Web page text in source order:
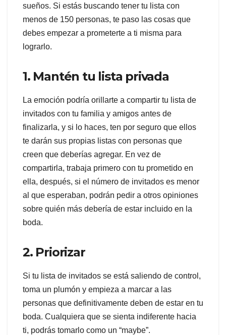
sueños. Si estás buscando tener tu lista con
menos de 150 personas, te paso las cosas que
debes empezar a prometerte a ti misma para
lograrlo.
1. Mantén tu lista privada
La emoción podría orillarte a compartir tu lista de
invitados con tu familia y amigos antes de
finalizarla, y si lo haces, ten por seguro que ellos
te darán sus propias listas con personas que
creen que deberías agregar. En vez de
compartirla, trabaja primero con tu prometido en
ella, después, si el número de invitados es menor
al que esperaban, podrán pedir a otros opiniones
sobre quién más debería de estar incluido en la
boda.
2. Priorizar
Si tu lista de invitados se está saliendo de control,
toma un plumón y empieza a marcar a las
personas que definitivamente deben de estar en tu
boda. Cualquiera que se sienta indiferente hacia
ti, podrás tomarlo como un “maybe”.